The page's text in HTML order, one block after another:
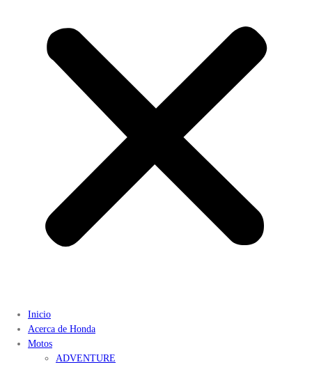
Inicio
Acerca de Honda
Motos
ADVENTURE